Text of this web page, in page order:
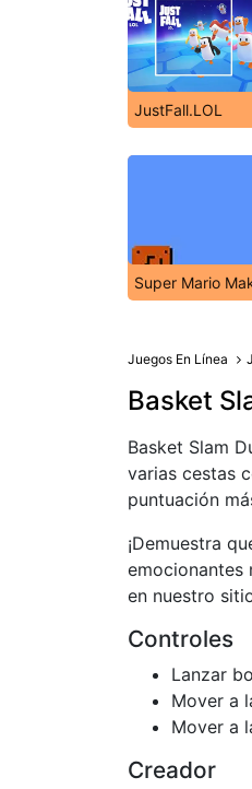
JustFall.LOL
Super Mario
Juegos En Línea
Basket
Basket Slam
varias cestas
puntuación
¡Demuestra
emocionantes
en nuestro
Controles
Lanzar
Mover a
Mover a
Creador